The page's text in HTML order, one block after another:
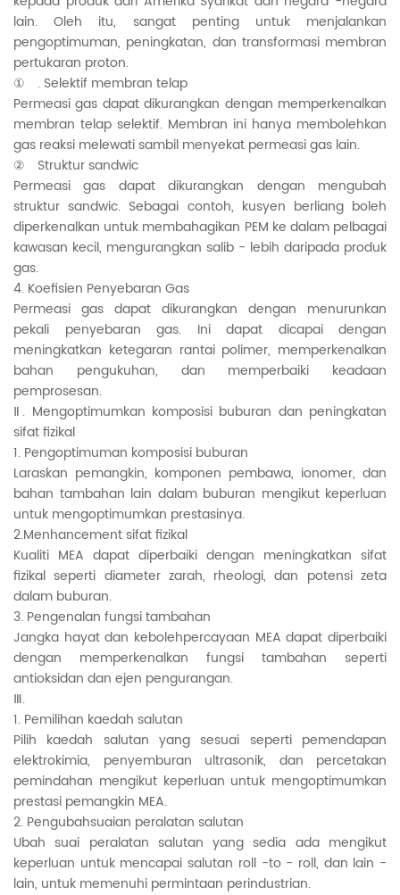
lain. Oleh itu, sangat penting untuk menjalankan
pengoptimuman, peningkatan, dan transformasi membran
pertukaran proton.
① . Selektif membran telap
Permeasi gas dapat dikurangkan dengan memperkenalkan
membran telap selektif. Membran ini hanya membolehkan
gas reaksi melewati sambil menyekat permeasi gas lain.
② Struktur sandwic
Permeasi gas dapat dikurangkan dengan mengubah
struktur sandwic. Sebagai contoh, kusyen berliang boleh
diperkenalkan untuk membahagikan PEM ke dalam pelbagai
kawasan kecil, mengurangkan salib - lebih daripada produk
gas.
4. Koefisien Penyebaran Gas
Permeasi gas dapat dikurangkan dengan menurunkan
pekali penyebaran gas. Ini dapat dicapai dengan
meningkatkan ketegaran rantai polimer, memperkenalkan
bahan pengukuhan, dan memperbaiki keadaan
pemprosesan.
Ⅱ. Mengoptimumkan komposisi buburan dan peningkatan
sifat fizikal
1. Pengoptimuman komposisi buburan
Laraskan pemangkin, komponen pembawa, ionomer, dan
bahan tambahan lain dalam buburan mengikut keperluan
untuk mengoptimumkan prestasinya.
2.Menhancement sifat fizikal
Kualiti MEA dapat diperbaiki dengan meningkatkan sifat
fizikal seperti diameter zarah, rheologi, dan potensi zeta
dalam buburan.
3. Pengenalan fungsi tambahan
Jangka hayat dan kebolehpercayaan MEA dapat diperbaiki
dengan memperkenalkan fungsi tambahan seperti
antioksidan dan ejen pengurangan.
Ⅲ.
1. Pemilihan kaedah salutan
Pilih kaedah salutan yang sesuai seperti pemendapan
elektrokimia, penyemburan ultrasonik, dan percetakan
pemindahan mengikut keperluan untuk mengoptimumkan
prestasi pemangkin MEA.
2. Pengubahsuaian peralatan salutan
Ubah suai peralatan salutan yang sedia ada mengikut
keperluan untuk mencapai salutan roll -to - roll, dan lain -
lain, untuk memenuhi permintaan perindustrian.